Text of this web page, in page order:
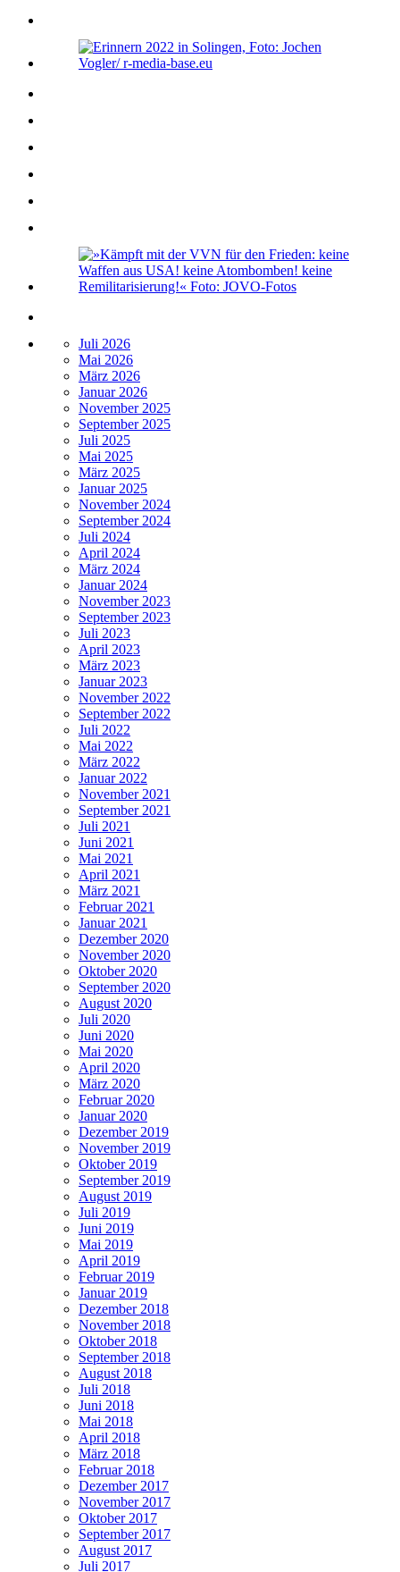
Juli 2026
Mai 2026
März 2026
Januar 2026
November 2025
September 2025
Juli 2025
Mai 2025
März 2025
Januar 2025
November 2024
September 2024
Juli 2024
April 2024
März 2024
Januar 2024
November 2023
September 2023
Juli 2023
April 2023
März 2023
Januar 2023
November 2022
September 2022
Juli 2022
Mai 2022
März 2022
Januar 2022
November 2021
September 2021
Juli 2021
Juni 2021
Mai 2021
April 2021
März 2021
Februar 2021
Januar 2021
Dezember 2020
November 2020
Oktober 2020
September 2020
August 2020
Juli 2020
Juni 2020
Mai 2020
April 2020
März 2020
Februar 2020
Januar 2020
Dezember 2019
November 2019
Oktober 2019
September 2019
August 2019
Juli 2019
Juni 2019
Mai 2019
April 2019
Februar 2019
Januar 2019
Dezember 2018
November 2018
Oktober 2018
September 2018
August 2018
Juli 2018
Juni 2018
Mai 2018
April 2018
März 2018
Februar 2018
Dezember 2017
November 2017
Oktober 2017
September 2017
August 2017
Juli 2017